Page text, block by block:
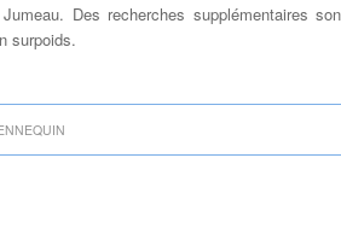
Des recherches supplémentaires
surpoids.